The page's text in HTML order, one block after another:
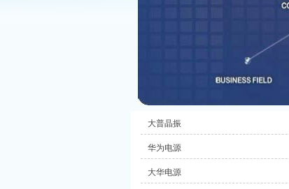
大普晶振
华为电源
大华电源